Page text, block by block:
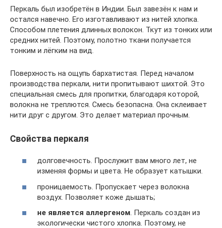
Перкаль был изобретён в Индии. Был завезён к нам и
остался навечно. Его изготавливают из нитей хлопка.
Способом плетения длинных волокон. Ткут из тонких или
средних нитей. Поэтому, полотно ткани получается
тонким и лёгким на вид.
Поверхность на ощупь бархатистая. Перед началом
производства перкали, нити пропитывают шихтой. Это
специальная смесь для пропитки, благодаря которой,
волокна не треплются. Смесь безопасна. Она склеивает
нити друг с другом. Это делает материал прочным.
Свойства перкаля
долговечность. Прослужит вам много лет, не
изменяя формы и цвета. Не образует катышки.
проницаемость. Пропускает через волокна
воздух. Позволяет коже дышать;
не является аллергеном. Перкаль создан из
экологически чистого хлопка. Поэтому, не